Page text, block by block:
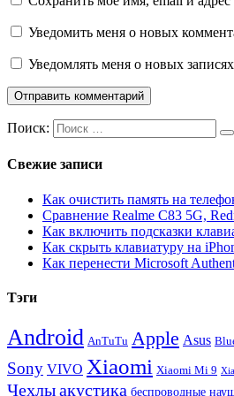
Уведомить меня о новых
Уведомлять меня о новых
Поиск:
Свежие записи
Как очистить память на
Сравнение Realme C83 5G,
Как включить подсказки
Как скрыть клавиатуру на
Как перенести Microsoft
Тэги
Android AnTuTu Apple Asus
Sony VIVO Xiaomi Xiaomi Mi 9
Чехлыакустика беспроводные